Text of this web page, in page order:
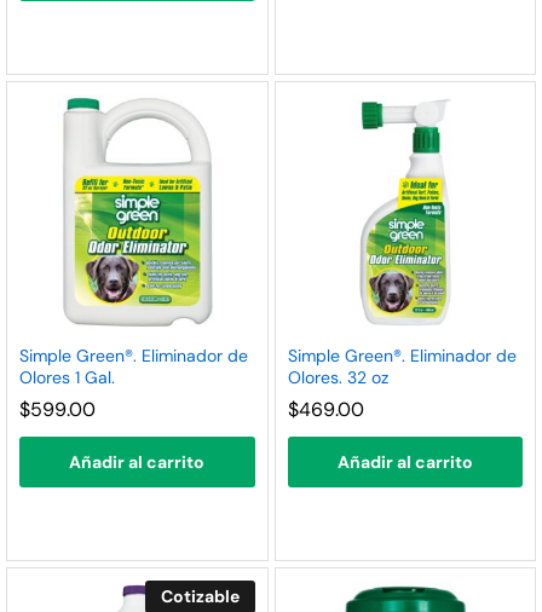
Simple Green®. Eliminador de
Olores 1 Gal.
$599.00
Añadir al carrito
Simple Green®. Eliminador de
Olores. 32 oz
$469.00
Añadir al carrito
Cotizable